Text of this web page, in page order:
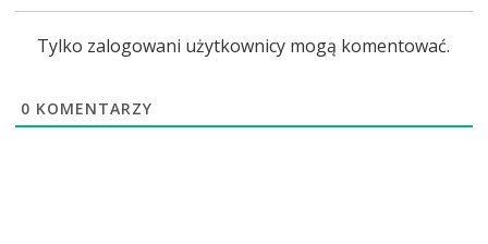
Tylko zalogowani użytkownicy mogą komentować.
0 KOMENTARZY